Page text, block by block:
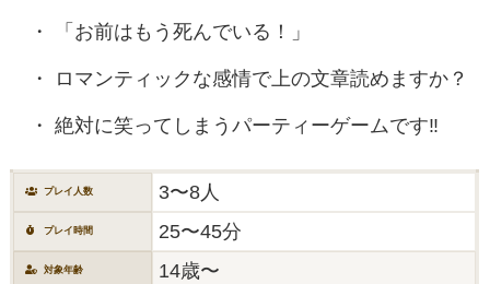
「お前はもう死んでいる！」
ロマンティックな感情で上の文章読めますか？
絶対に笑ってしまうパーティーゲームです‼
プレイ人数 3〜8人
プレイ時間 25〜45分
対象年齢 14歳〜